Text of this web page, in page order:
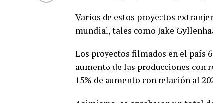
Varios de estos proyectos
mundial, tales como Jake
Los proyectos filmados en el país
aumento de las producciones con
15% de aumento con relación al